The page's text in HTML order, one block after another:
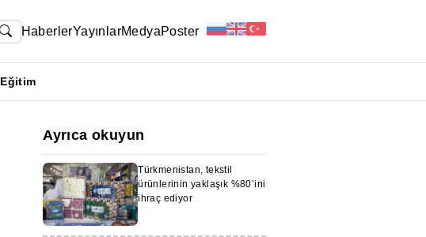
HaberlerYayınlarMedyaPoster
Eğitim
Ayrıca okuyun
Türkmenistan, tekstil
ürünlerinin yaklaşık %80’ini
ihraç ediyor